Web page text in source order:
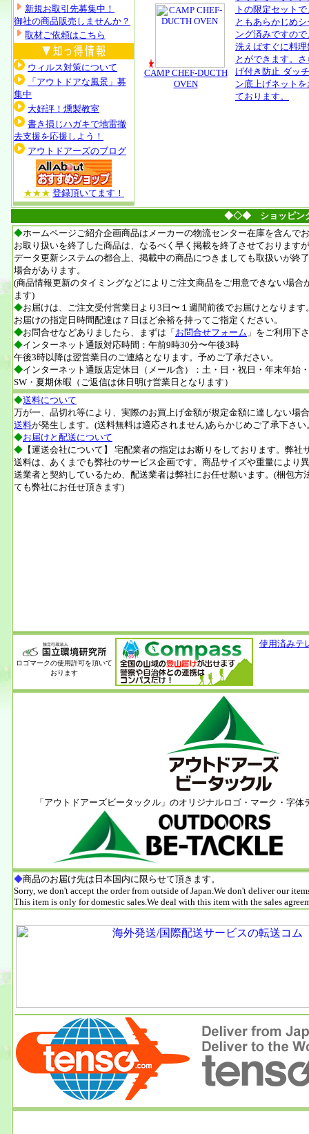
新規お取引先募集中！
御社の商品販売しませんか？
取材ご依頼はこちら
ウィルス対策について
「アウトドアな風景」募
集中
大好評！燻製教室
書き損じハガキで地雷撤
去支援を応援しよう！
アウトドアーズのブログ
★★★ 登録頂いてます！
CAMP CHEF-DUCTH
OVEN
トの限定セット
ともあらかじめ
ング済みですの
洗えばすぐに料
とができます。
げ付き防止 ダッ
ン底上げネット
ております。
◆◇◆ ショッピ
◆ホームページご紹介企画商品はメーカーの物流センター在庫を含んで
お取り扱いを終了した商品は、なるべく早く掲載を終了させております
データ更新システムの都合上、掲載中の商品につきましても取扱いが終
場合があります。
(商品情報更新のタイミングなどによりご注文商品をご用意できない場合
ます)
◆お届けは、 ご注文受付営業日より3日〜１週間前後でお届けとなります
お届けの指定日時間配達は７日ほど余裕を持ってご指定ください。
◆お問合せなどありましたら、まずは「 お問合せフォーム 」をご利用下
◆インターネット通販対応時間：午前9時30分〜午後3時
午後3時以降は翌営業日のご連絡となります。予めご了承ださい。
◆インターネット通販店定休日（メール含）：土・日・祝日 ・年末年始
SW・夏期休暇（ご返信は休日明け営業日となります）
◆送料について
万が一、品切れ等により、 実際のお買上げ金額が規定金額に達しない場
送料が発生します。(送料無料は適応されません)あらかじめご了承下さい
◆お届けと配送について
◆ 【運送会社について】 宅配業者の指定はお断りをしております。弊社
送料は、あくまでも弊社のサービス企画です。商品サイズや重量により
送業者と契約しているため、配送業者は弊社にお任せ願います。(梱包方
ても弊社にお任せ頂きます)
ロゴマークの使用許可を頂いて
おります
使用済みテ
「アウトドアーズビータックル」のオリジナルロゴ・マーク・字
◆商品のお届け先は日本国内に限らせて頂きます。
Sorry, we don't accept the order from outside of Japan.We don't deliver our
This item is only for domestic sales.We deal with this item with the sales